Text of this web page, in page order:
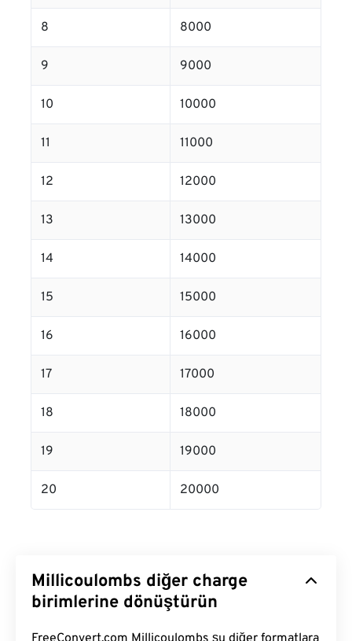
8 8000
9 9000
10 10000
11 11000
12 12000
13 13000
14 14000
15 15000
16 16000
17 17000
18 18000
19 19000
20 20000
Millicoulombs diğer charge
birimlerine dönüştürün